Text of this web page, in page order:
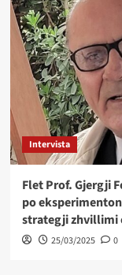
Intervista
Flet Prof. Gjergji
po
strategji zhvillimi
25/03/2025 0